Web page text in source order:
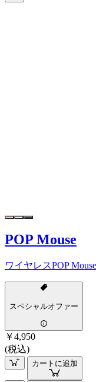
POP Mouse
ワイヤレスPOP
スペシャルオファー
￥4,950
(税込)
カートに追加